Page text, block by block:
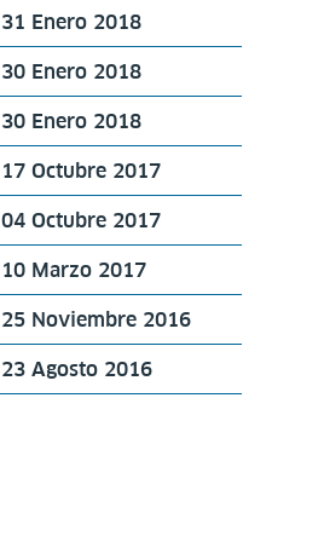
31 Enero 2018
30 Enero 2018
30 Enero 2018
17 Octubre 2017
04 Octubre 2017
10 Marzo 2017
25 Noviembre 2016
23 Agosto 2016